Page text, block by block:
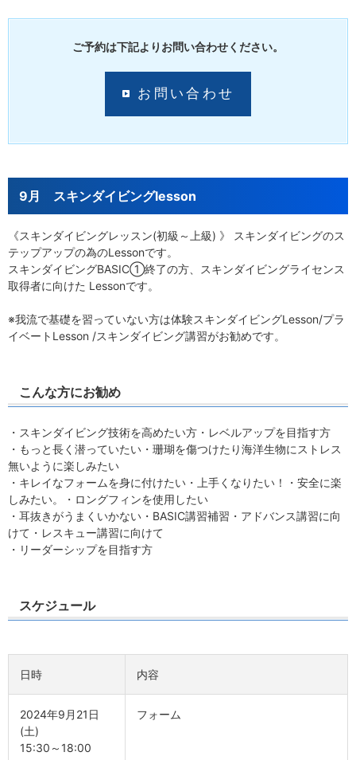
ご予約は下記よりお問い合わせください。
お問い合わせ
9月 スキンダイビングlesson
《スキンダイビングレッスン(初級～上級) 》 スキンダイビングのス
テップアップの為のLessonです。
スキンダイビングBASIC①終了の方、スキンダイビングライセンス
取得者に向けた Lessonです。
※我流で基礎を習っていない方は体験スキンダイビングLesson/プラ
イベートLesson /スキンダイビング講習がお勧めです。
こんな方にお勧め
・スキンダイビング技術を高めたい方・レベルアップを目指す方
・もっと長く潜っていたい・珊瑚を傷つけたり海洋生物にストレス
無いように楽しみたい
・キレイなフォームを身に付けたい・上手くなりたい！・安全に楽
しみたい。・ロングフィンを使用したい
・耳抜きがうまくいかない・BASIC講習補習・アドバンス講習に向
けて・レスキュー講習に向けて
・リーダーシップを目指す方
スケジュール
日時 内容
2024年9月21日
(土)
15:30～18:00
フォーム